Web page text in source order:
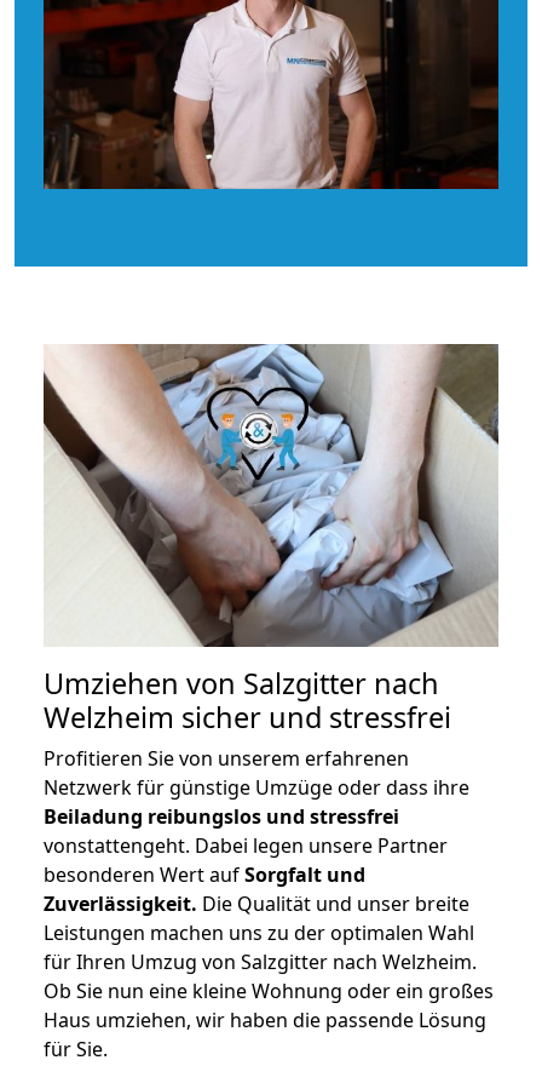
Umziehen von Salzgitter nach
Welzheim sicher und stressfrei
Profitieren Sie von unserem erfahrenen
Netzwerk für günstige Umzüge oder dass ihre
Beiladung reibungslos und stressfrei
vonstattengeht. Dabei legen unsere Partner
besonderen Wert aufSorgfalt und
Zuverlässigkeit. Die Qualität und unser breite
Leistungen machen uns zu der optimalen Wahl
für Ihren Umzug von Salzgitter nach Welzheim.
Ob Sie nun eine kleine Wohnung oder ein großes
Haus umziehen, wir haben die passende Lösung
für Sie.